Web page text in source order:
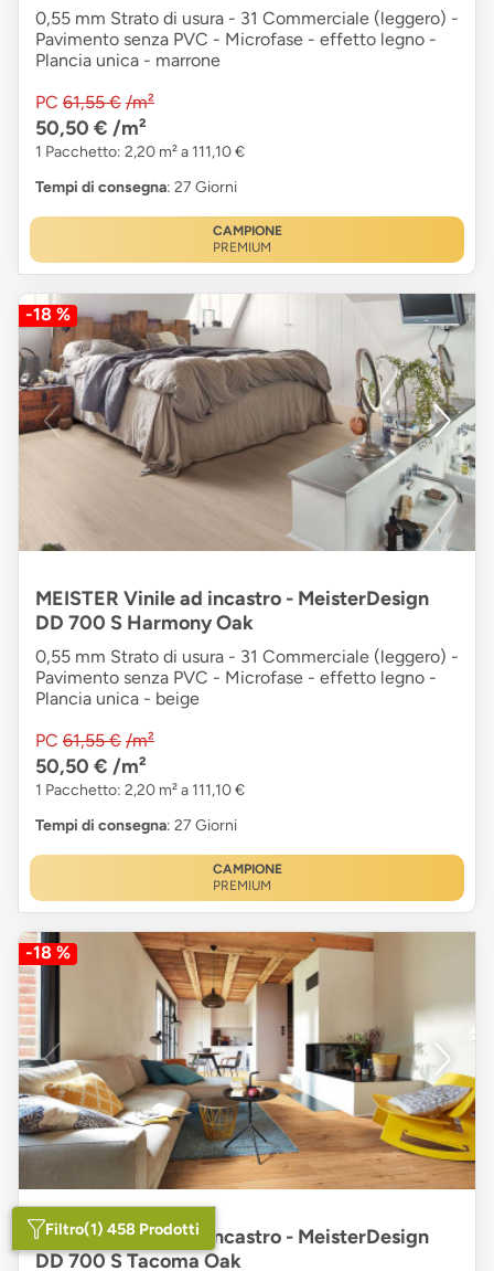
0,55 mm Strato di usura - 31 Commerciale (leggero) -
Pavimento senza PVC - Microfase - effetto legno -
Plancia unica - marrone
PC 61,55 € /m²
50,50 € /m²
1 Pacchetto: 2,20 m² a 111,10 €
Tempi di consegna: 27 Giorni
CAMPIONE
PREMIUM
-18 %
MEISTER Vinile ad incastro - MeisterDesign
DD 700 S Harmony Oak
0,55 mm Strato di usura - 31 Commerciale (leggero) -
Pavimento senza PVC - Microfase - effetto legno -
Plancia unica - beige
PC 61,55 € /m²
50,50 € /m²
1 Pacchetto: 2,20 m² a 111,10 €
Tempi di consegna: 27 Giorni
CAMPIONE
PREMIUM
-18 %
MEISTER Vinile ad incastro - MeisterDesign
DD 700 S Tacoma Oak
Filtro(1) 458 Prodotti